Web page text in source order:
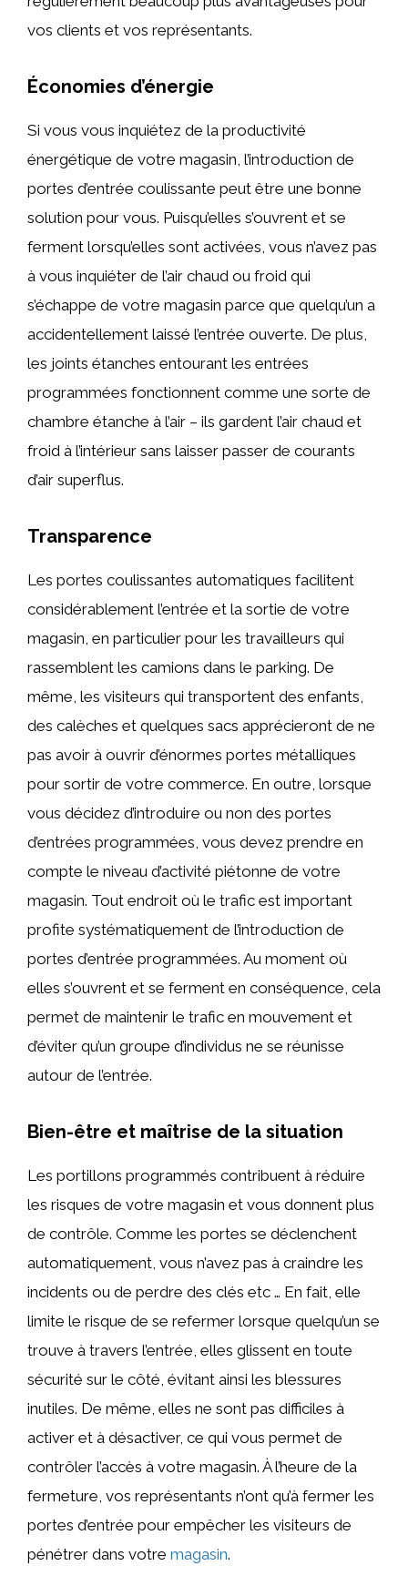
vos clients et vos représentants.
Économies d’énergie
Si vous vous inquiétez de la productivité
énergétique de votre magasin, l’introduction de
portes d’entrée coulissante peut être une bonne
solution pour vous. Puisqu’elles s’ouvrent et se
ferment lorsqu’elles sont activées, vous n’avez pas
à vous inquiéter de l’air chaud ou froid qui
s’échappe de votre magasin parce que quelqu’un a
accidentellement laissé l’entrée ouverte. De plus,
les joints étanches entourant les entrées
programmées fonctionnent comme une sorte de
chambre étanche à l’air – ils gardent l’air chaud et
froid à l’intérieur sans laisser passer de courants
d’air superflus.
Transparence
Les portes coulissantes automatiques facilitent
considérablement l’entrée et la sortie de votre
magasin, en particulier pour les travailleurs qui
rassemblent les camions dans le parking. De
même, les visiteurs qui transportent des enfants,
des calèches et quelques sacs apprécieront de ne
pas avoir à ouvrir d’énormes portes métalliques
pour sortir de votre commerce. En outre, lorsque
vous décidez d’introduire ou non des portes
d’entrées programmées, vous devez prendre en
compte le niveau d’activité piétonne de votre
magasin. Tout endroit où le trafic est important
profite systématiquement de l’introduction de
portes d’entrée programmées. Au moment où
elles s’ouvrent et se ferment en conséquence, cela
permet de maintenir le trafic en mouvement et
d’éviter qu’un groupe d’individus ne se réunisse
autour de l’entrée.
Bien-être et maîtrise de la situation
Les portillons programmés contribuent à réduire
les risques de votre magasin et vous donnent plus
de contrôle. Comme les portes se déclenchent
automatiquement, vous n’avez pas à craindre les
incidents ou de perdre des clés etc … En fait, elle
limite le risque de se refermer lorsque quelqu’un se
trouve à travers l’entrée, elles glissent en toute
sécurité sur le côté, évitant ainsi les blessures
inutiles. De même, elles ne sont pas difficiles à
activer et à désactiver, ce qui vous permet de
contrôler l’accès à votre magasin. À l’heure de la
fermeture, vos représentants n’ont qu’à fermer les
portes d’entrée pour empêcher les visiteurs de
pénétrer dans votre magasin.